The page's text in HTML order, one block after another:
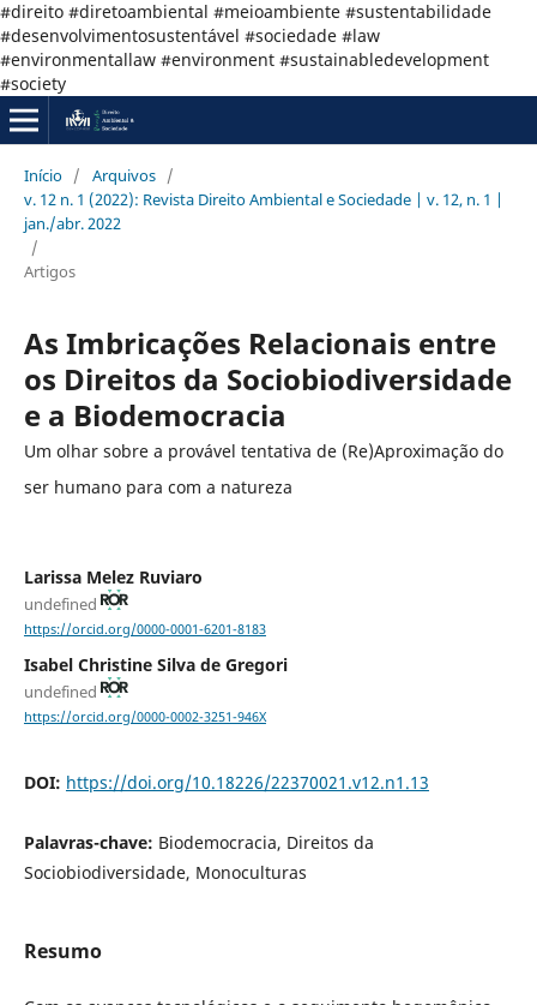
#direito #diretoambiental #meioambiente #sustentabilidade
#desenvolvimentosustentável #sociedade #law
#environmentallaw #environment #sustainabledevelopment
#society
Início / Arquivos /
v. 12 n. 1 (2022): Revista Direito Ambiental e Sociedade | v. 12, n. 1 |
jan./abr. 2022
/
Artigos
As Imbricações Relacionais entre
os Direitos da Sociobiodiversidade
e a Biodemocracia
Um olhar sobre a provável tentativa de (Re)Aproximação do
ser humano para com a natureza
Larissa Melez Ruviaro
undefined
https://orcid.org/0000-0001-6201-8183
Isabel Christine Silva de Gregori
undefined
https://orcid.org/0000-0002-3251-946X
DOI: https://doi.org/10.18226/22370021.v12.n1.13
Palavras-chave: Biodemocracia, Direitos da
Sociobiodiversidade, Monoculturas
Resumo